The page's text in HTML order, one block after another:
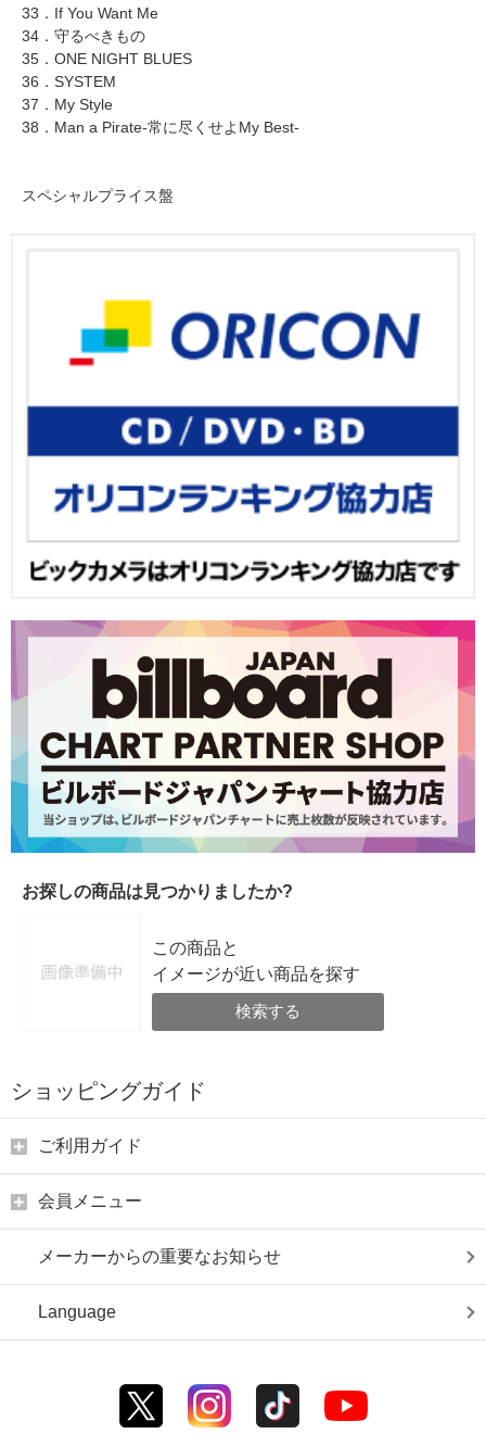
33．If You Want Me
34．守るべきもの
35．ONE NIGHT BLUES
36．SYSTEM
37．My Style
38．Man a Pirate-常に尽くせよMy Best-
スペシャルプライス盤
お探しの商品は見つかりましたか?
この商品と
イメージが近い商品を探す
検索する
ショッピングガイド
ご利用ガイド
会員メニュー
メーカーからの重要なお知らせ
Language